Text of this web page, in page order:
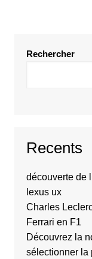
Rechercher
Recents
découverte de
lexus ux
Charles
Ferrari en F1
Découvrez la
sélectionner la